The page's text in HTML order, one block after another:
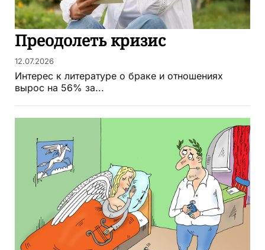
Преодолеть кризис
12.07.2026
Интерес к литературе о браке и отношениях
вырос на 56% за...